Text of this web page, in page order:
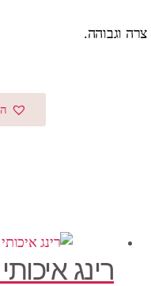
וגבוהה.
רינג איכותי